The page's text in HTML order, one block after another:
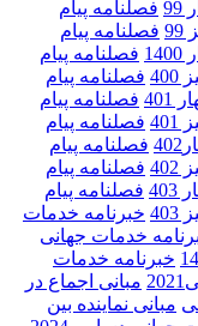
فصلنامه پیام
فصلنامه پیام
فصلنامه پیام
فصلنامه پیام
فصلنامه پیام
فصلنامه پیام
فصلنامه پیام
فصلنامه پیام
فصلنامه پیام
خبرنامه خدمات
خدمات جهانی
خبرنامه خدمات
مبانی اجماع در
مبانی نماینده بین